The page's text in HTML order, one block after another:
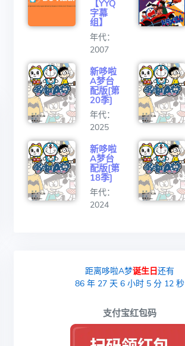
【YYQ
字幕
组】
年代：
2007
新哆啦
A梦台
配版[第
20季]
年代：
2025
新哆啦
A梦台
配版[第
18季]
年代：
2024
距离哆啦A梦诞生日还有
86年 27 天 6小时 5分 11秒
支付宝红包码